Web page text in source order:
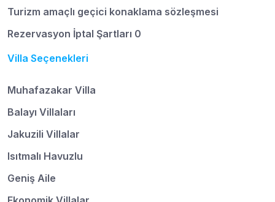
Turizm amaçlı geçici konaklama sözleşmesi
Rezervasyon İptal Şartları 0
Villa Seçenekleri
Muhafazakar Villa
Balayı Villaları
Jakuzili Villalar
Isıtmalı Havuzlu
Geniş Aile